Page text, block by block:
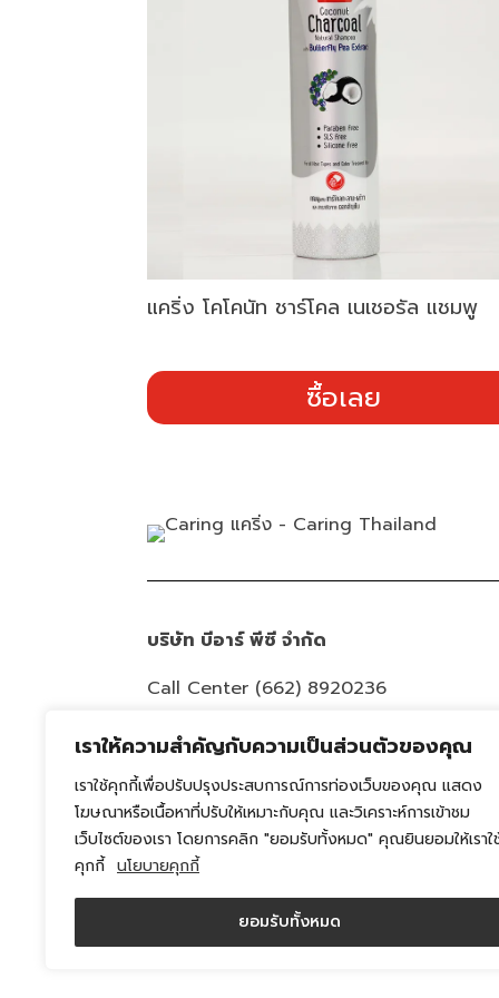
เราให้ความสำคัญกับความเป็นส่วนตัวของคุณ
เราใช้คุกกี้เพื่อปรับปรุงประสบการณ์การท่องเว็บของคุณ แสดง
โฆษณาหรือเนื้อหาที่ปรับให้เหมาะกับคุณ และวิเคราะห์การเข้าชม
เว็บไซต์ของเรา โดยการคลิก "ยอมรับทั้งหมด" คุณยินยอมให้เราใ
คุกกี้ นโยบายคุกกี้
ยอมรับทั้งหมด
แคริ่ง โคโคนัท ชาร์โคล เนเชอรัล แชมพู
ซื้อเลย
บริษัท บีอาร์ พีซี จำกัด
Call Center (662) 8920236
Email :info@caring-official.com
Copyright 2026 All Rights Reserved. By
caring
นโยบายความเป็นส่วนตัว
นโยบายการใช้คุกกี้